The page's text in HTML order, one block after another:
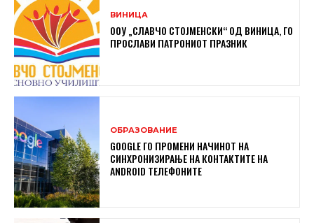
ВИНИЦА
ООУ „СЛАВЧО СТОЈМЕНСКИ“ ОД ВИНИЦА, ГО
ПРОСЛАВИ ПАТРОНИОТ ПРАЗНИК
ОБРАЗОВАНИЕ
GOOGLE ГО ПРОМЕНИ НАЧИНОТ НА
СИНХРОНИЗИРАЊЕ НА КОНТАКТИТЕ НА
ANDROID ТЕЛЕФОНИТЕ